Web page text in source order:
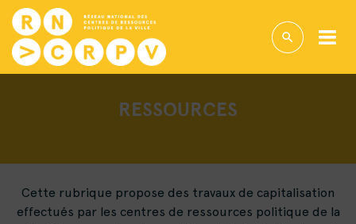
RESSOURCES
Cette rubrique propose des travaux de capitalisation
effectués par les centres de ressources politique de la